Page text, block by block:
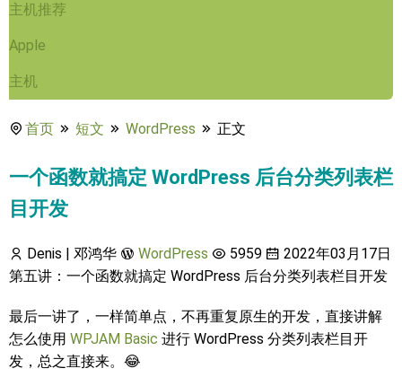
主机推荐
Apple
主机
首页 短文 WordPress 正文
一个函数就搞定 WordPress 后台分类列表栏
目开发
Denis | 邓鸿华 WordPress 5959
2022年03月17日
第五讲：一个函数就搞定 WordPress 后台分类列表栏目开发
最后一讲了，一样简单点，不再重复原生的开发，直接讲解
怎么使用 WPJAM Basic 进行 WordPress 分类列表栏目开
发，总之直接来。😂